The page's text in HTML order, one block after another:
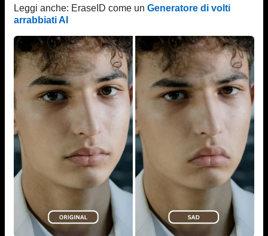
Leggi anche: EraseID come un Generatore di volti
arrabbiati AI